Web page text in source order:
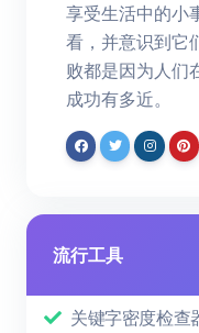
享受生活中的小
看，并意识到它
败都是因为人们
成功有多近。
流行工具
关键字密度检查